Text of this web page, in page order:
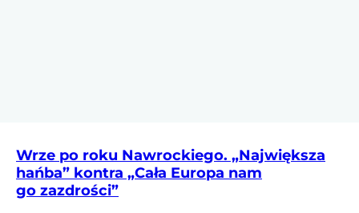
Wrze po roku Nawrockiego. „Największa
hańba” kontra „Cała Europa nam
go zazdrości”